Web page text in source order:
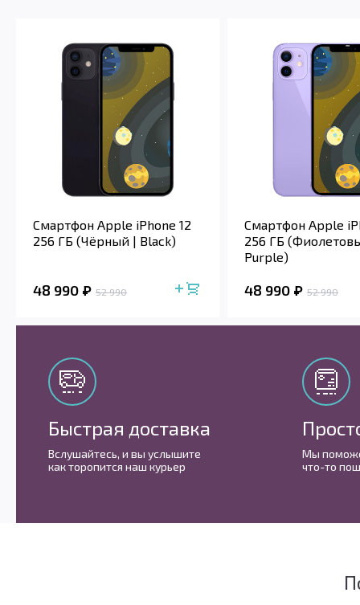
Смартфон Apple iPhone 12
256 ГБ (Чёрный | Black)
48 990 52 990
Смартфон Apple
256 ГБ
Purple)
48 990 52 990
Быстрая доставка
Вслушайтесь, и вы услышите
как торопится наш курьер
Мы
что-то